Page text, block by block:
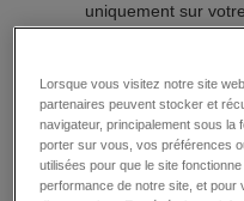
uniquement sur
notre
Lorsque vous visitez notre site
partenaires peuvent stocker et
navigateur, principalement sous
porter sur vous, vos préférences
utilisées pour que le site
performance de notre site, et